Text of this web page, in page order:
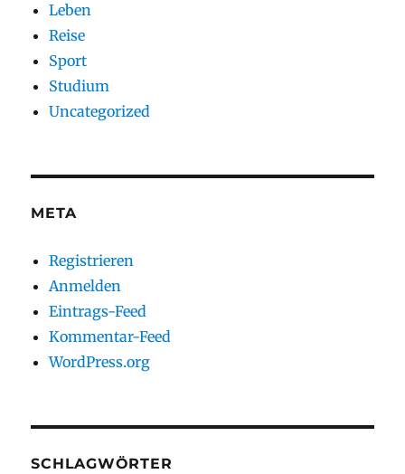
Leben
Reise
Sport
Studium
Uncategorized
META
Registrieren
Anmelden
Eintrags-Feed
Kommentar-Feed
WordPress.org
SCHLAGWÖRTER